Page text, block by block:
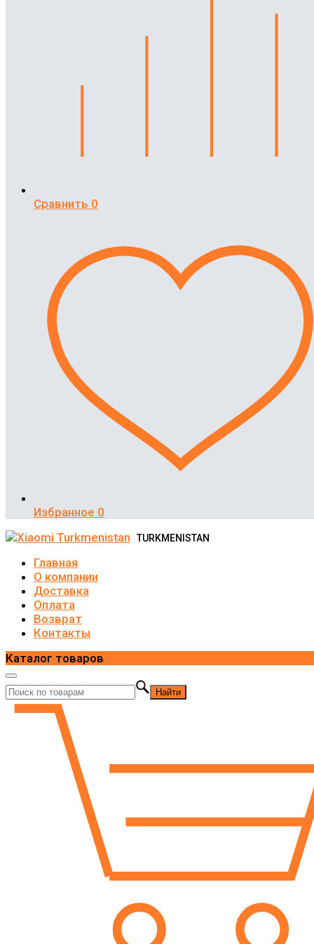
Сравнить 0
Избранное 0
TURKMENISTAN
Главная
О компании
Доставка
Оплата
Возврат
Контакты
Каталог товаров
Найти